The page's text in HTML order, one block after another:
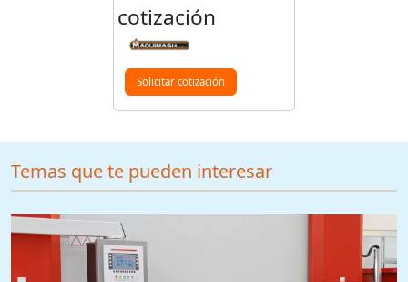
cotización
Solicitar cotización
Temas que te pueden interesar